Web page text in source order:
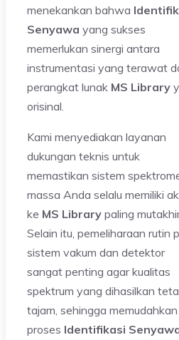
menekankan bahwa
Senyawa yang sukses
memerlukan sinergi antara
instrumentasi yang terawat
perangkat lunak MS Library
orisinal.
Kami menyediakan layanan
dukungan teknis untuk
memastikan sistem
massa Anda selalu memiliki
ke MS Library paling
Selain itu, pemeliharaan rutin
sistem vakum dan detektor
sangat penting agar kualitas
spektrum yang dihasilkan
tajam, sehingga memudahkan
proses Identifikasi